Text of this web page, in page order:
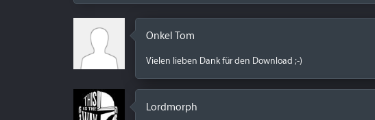
Onkel Tom
Vielen lieben Dank für den Download ;-)
Lordmorph